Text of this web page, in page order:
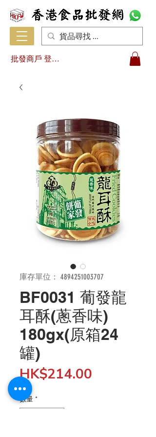
批發商戶 登入/註冊
庫存單位： 4894251003707
BF0031 葡發龍
耳酥(蔥香味)
180gx(原箱24
罐)
HK$214.00
數量 *